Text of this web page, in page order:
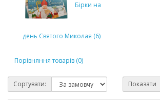
Бірки на
день Святого Миколая (6)
Порівняння товарів (0)
Сортувати: Показати